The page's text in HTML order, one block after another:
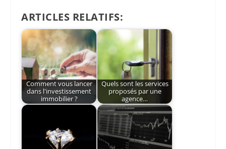
ARTICLES RELATIFS:
Comment vous lancer
dans l'investissement
immobilier ?
Quels sont les services
proposés par une
agence…